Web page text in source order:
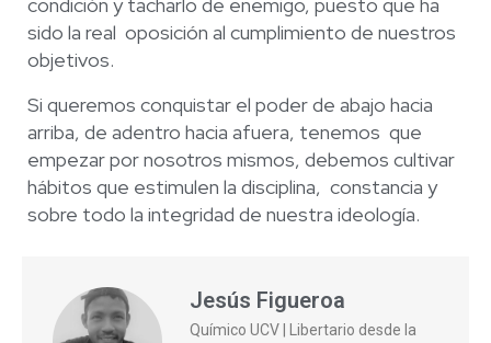
condición y tacharlo de enemigo, puesto que ha
sido la real oposición al cumplimiento de nuestros
objetivos.
Si queremos conquistar el poder de abajo hacia
arriba, de adentro hacia afuera, tenemos que
empezar por nosotros mismos, debemos cultivar
hábitos que estimulen la disciplina, constancia y
sobre todo la integridad de nuestra ideología.
Jesús Figueroa
Químico UCV | Libertario desde la